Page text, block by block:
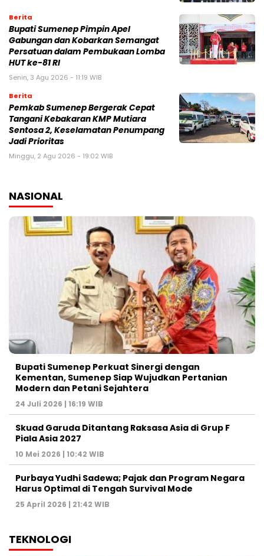
Berita
Bupati Sumenep Pimpin Apel
Gabungan dan Kobarkan Semangat
Persatuan dalam Pembukaan Lomba
HUT ke-81 RI
Senin, 3 Agu 2026 - 11:19 WIB
Berita
Pemkab Sumenep Bergerak Cepat
Tangani Kebakaran KMP Mutiara
Sentosa 2, Keselamatan Penumpang
Jadi Prioritas
Minggu, 2 Agu 2026 - 19:02 WIB
NASIONAL
Bupati Sumenep Perkuat Sinergi dengan
Kementan, Sumenep Siap Wujudkan Pertanian
Modern dan Petani Sejahtera
24 Juli 2026 | 16:19 WIB
Skuad Garuda Ditantang Raksasa Asia di Grup F
Piala Asia 2027
10 Mei 2026 | 10:42 WIB
Purbaya Yudhi Sadewa; Pajak dan Program Negara
Harus Optimal di Tengah Survival Mode
25 April 2026 | 21:42 WIB
TEKNOLOGI